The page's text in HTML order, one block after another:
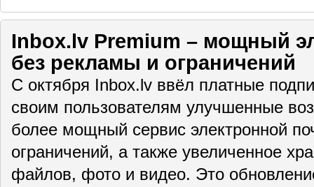
Inbox.lv Premium – мощный
без рекламы и ограничений
С октября Inbox.lv ввёл платные
своим пользователям улучшенные
более мощный сервис электронной
ограничений, а также увеличенное
файлов, фото и видео. Это